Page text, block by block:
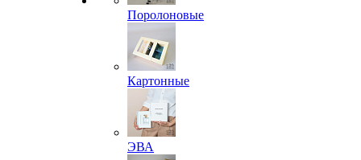
Поролоновые
Картонные
ЭВА